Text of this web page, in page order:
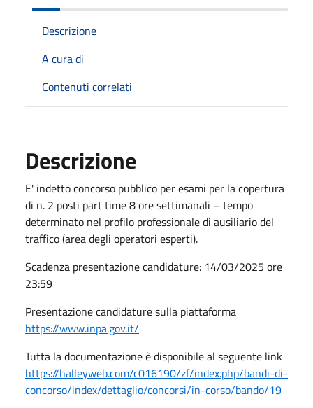
Descrizione
A cura di
Contenuti correlati
Descrizione
E' indetto concorso pubblico per esami per la copertura
di n. 2 posti part time 8 ore settimanali – tempo
determinato nel profilo professionale di ausiliario del
traffico (area degli operatori esperti).
Scadenza presentazione candidature: 14/03/2025 ore
23:59
Presentazione candidature sulla piattaforma
https://www.inpa.gov.it/
Tutta la documentazione è disponibile al seguente link
https://halleyweb.com/c016190/zf/index.php/bandi-di-
concorso/index/dettaglio/concorsi/in-corso/bando/19